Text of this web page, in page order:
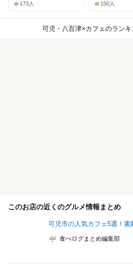
173人 150人
可児・八百津×カフェのランキ
このお店の近くのグルメ情報まとめ
可児市の人気カフェ5選！素
食べログまとめ編集部